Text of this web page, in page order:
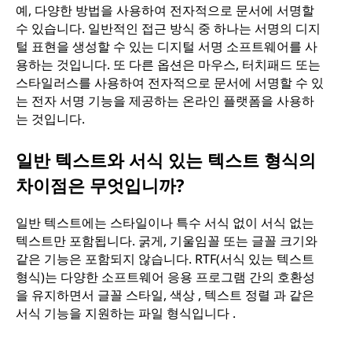
예, 다양한 방법을 사용하여 전자적으로 문서에 서명할
수 있습니다. 일반적인 접근 방식 중 하나는 서명의 디지
털 표현을 생성할 수 있는 디지털 서명 소프트웨어를 사
용하는 것입니다. 또 다른 옵션은 마우스, 터치패드 또는
스타일러스를 사용하여 전자적으로 문서에 서명할 수 있
는 전자 서명 기능을 제공하는 온라인 플랫폼을 사용하
는 것입니다.
일반 텍스트와 서식 있는 텍스트 형식의
차이점은 무엇입니까?
일반 텍스트에는 스타일이나 특수 서식 없이 서식 없는
텍스트만 포함됩니다. 굵게, 기울임꼴 또는 글꼴 크기와
같은 기능은 포함되지 않습니다. RTF(서식 있는 텍스트
형식)는 다양한 소프트웨어 응용 프로그램 간의 호환성
을 유지하면서 글꼴 스타일, 색상 , 텍스트 정렬 과 같은
서식 기능을 지원하는 파일 형식입니다 .